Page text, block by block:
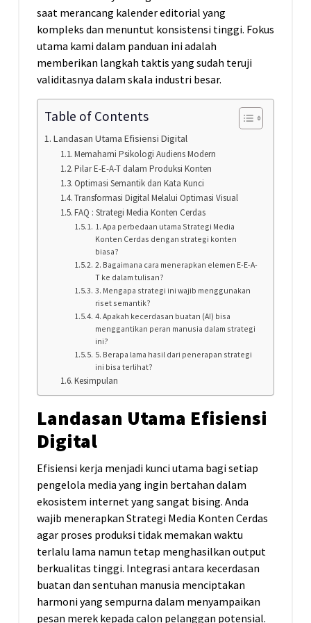
saat merancang kalender editorial yang
kompleks dan menuntut konsistensi tinggi. Fokus
utama kami dalam panduan ini adalah
memberikan langkah taktis yang sudah teruji
validitasnya dalam skala industri besar.
Table of Contents
Landasan Utama Efisiensi Digital
Memahami Psikologi Audiens Modern
Pilar E-E-A-T dalam Produksi Konten
Optimasi Semantik dan Kata Kunci
Transformasi Digital Melalui Optimasi Visual
FAQ : Strategi Media Konten Cerdas
1. Apa perbedaan utama Strategi Media
Konten Cerdas dengan strategi konten
biasa?
2. Bagaimana cara menerapkan elemen E-E-A-
T ke dalam tulisan?
3. Mengapa strategi ini wajib menggunakan
riset semantik?
4. Apakah kecerdasan buatan (AI) bisa
menggantikan peran manusia dalam strategi
ini?
5. Berapa lama hasil dari penerapan strategi
ini bisa terlihat?
Kesimpulan
Landasan Utama Efisiensi
Digital
Efisiensi kerja menjadi kunci utama bagi setiap
pengelola media yang ingin bertahan dalam
ekosistem internet yang sangat bising. Anda
wajib menerapkan Strategi Media Konten Cerdas
agar proses produksi tidak memakan waktu
terlalu lama namun tetap menghasilkan output
berkualitas tinggi. Integrasi antara kecerdasan
buatan dan sentuhan manusia menciptakan
harmoni yang sempurna dalam menyampaikan
pesan merek kepada calon pelanggan potensial.